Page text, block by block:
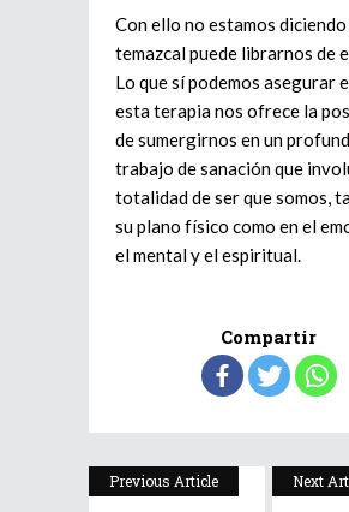
Con ello no estamos diciendo
temazcal puede librarnos de
Lo que sí podemos asegurar
esta terapia nos ofrece la
de sumergirnos en un
trabajo de sanación que
totalidad de ser que somos,
su plano físico como en el
el mental y el espiritual.
Compartir
Previous Article Next